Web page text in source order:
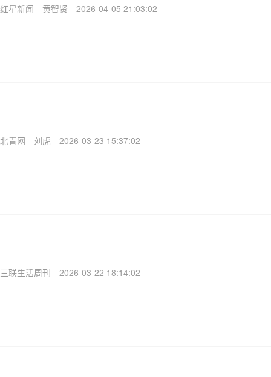
红星新闻 黄智贤 2026-04-05 21:03:02
北青网 刘虎 2026-03-23 15:37:02
三联生活周刊 2026-03-22 18:14:02